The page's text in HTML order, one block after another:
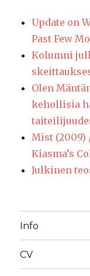
Update on
Past Few
Kolumni
Olen
kehollisia
Mist (2009)
Kiasma’s
Julkinen
Info
CV